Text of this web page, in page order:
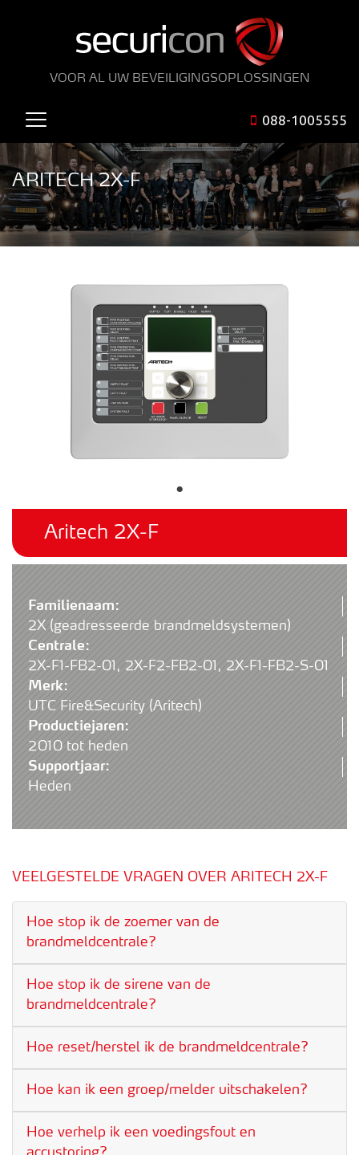
VOOR AL UW BEVEILIGINGSOPLOSSINGEN
088-1005555
ARITECH 2X-F
Familienaam:
2X (geadresseerde brandmeldsystemen)
Centrale:
2X-F1-FB2-01, 2X-F2-FB2-01, 2X-F1-FB2-S-01
Merk:
UTC Fire&Security (Aritech)
Productiejaren:
2010 tot heden
Supportjaar:
Heden
VEELGESTELDE VRAGEN OVER ARITECH 2X-F
Hoe stop ik de zoemer van de
brandmeldcentrale?
Hoe stop ik de sirene van de
brandmeldcentrale?
Hoe reset/herstel ik de brandmeldcentrale?
Hoe kan ik een groep/melder uitschakelen?
Hoe verhelp ik een voedingsfout en
Aritech 2X-F